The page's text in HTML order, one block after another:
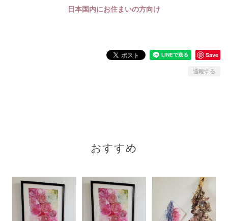
日本国内にお住まいの方向け
Save
通報する
おすすめ